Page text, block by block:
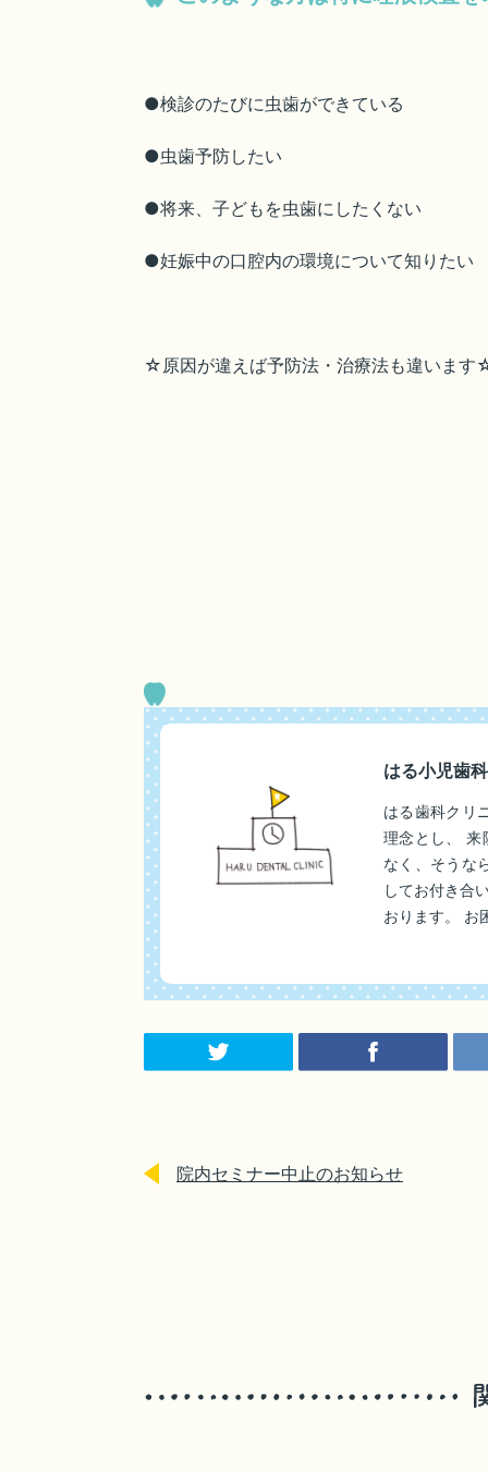
●検診のたびに虫歯ができている
●虫歯予防したい
●将来、子どもを虫歯にしたくない
●妊娠中の口腔内の環境について知りたい
☆原因が違えば予防法・治療法も違います
はる小児歯
はる歯科クリ
理念とし、 来
なく、そうな
してお付き合
おります。 お
院内セミナー中止のお知らせ